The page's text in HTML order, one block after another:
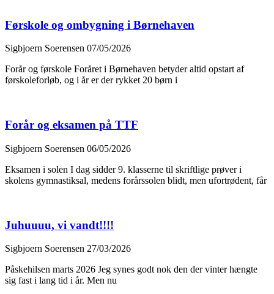
Førskole og ombygning i Børnehaven
Sigbjoern Soerensen 07/05/2026
Forår og førskole Foråret i Børnehaven betyder altid opstart af
førskoleforløb, og i år er der rykket 20 børn i
Forår og eksamen på TTF
Sigbjoern Soerensen 06/05/2026
Eksamen i solen I dag sidder 9. klasserne til skriftlige prøver i
skolens gymnastiksal, medens forårssolen blidt, men ufortrødent, får
Juhuuuu, vi vandt!!!!
Sigbjoern Soerensen 27/03/2026
Påskehilsen marts 2026 Jeg synes godt nok den der vinter hængte
sig fast i lang tid i år. Men nu